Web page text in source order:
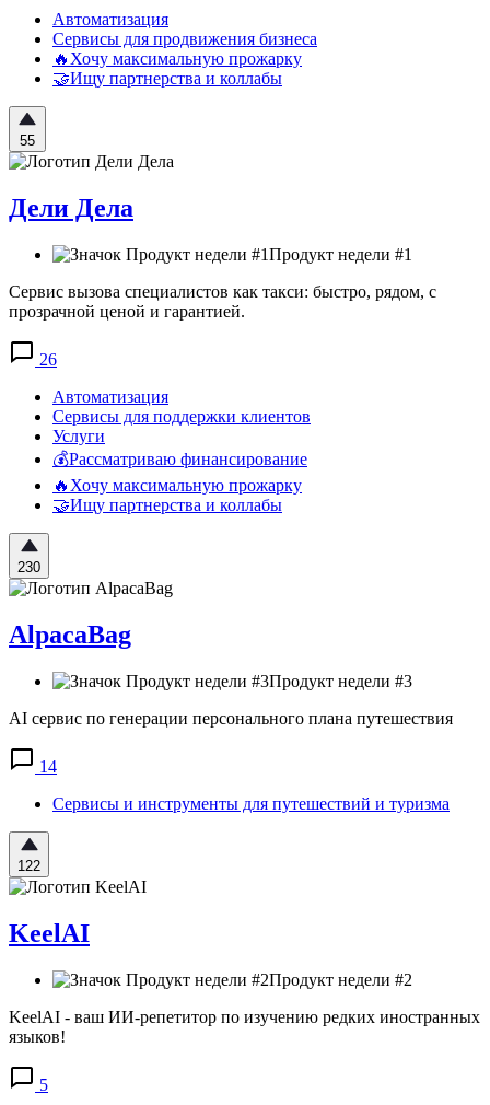
Автоматизация
Сервисы для продвижения бизнеса
🔥Хочу максимальную прожарку
🤝Ищу партнерства и коллабы
55
Дели Дела
Продукт недели #1
Сервис вызова специалистов как такси: быстро, рядом, с
прозрачной ценой и гарантией.
26
Автоматизация
Сервисы для поддержки клиентов
Услуги
💰Рассматриваю финансирование
🔥Хочу максимальную прожарку
🤝Ищу партнерства и коллабы
230
AlpacaBag
Продукт недели #3
AI сервис по генерации персонального плана путешествия
14
Сервисы и инструменты для путешествий и туризма
122
KeelAI
Продукт недели #2
KeelAI - ваш ИИ-репетитор по изучению редких иностранных
языков!
5